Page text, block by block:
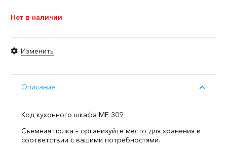
Нет в наличии
Изменить
Описание
Код кухонного шкафа ME 309
Съемная полка – организуйте место для хранения в
соответствии с вашими потребностями.